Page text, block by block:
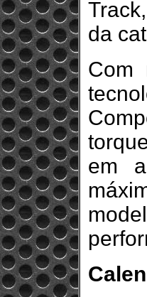
da
Com
em